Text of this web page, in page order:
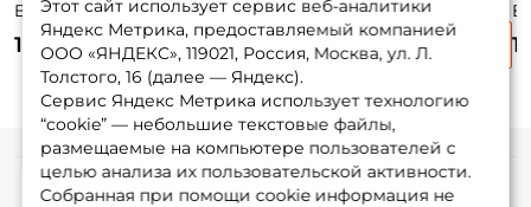
Betria BTR3000R /
вес: 280гр. / 5,5 /
подшипники: 6шт.
1 425 ₽
Blaster FEEDER II 1
3000FD / вес:
250гр. / 5,2 /
подшипники: 1шт.
1 510 ₽
Blaster SUPER 2
3000FD / вес:
236гр. / 5,2 /
1 385 ₽ 1
Этот сайт использует сервис веб-аналитики
Яндекс Метрика, предоставляемый компанией
ООО «ЯНДЕКС», 119021, Россия, Москва, ул. Л.
Толстого, 16 (далее — Яндекс).
Сервис Яндекс Метрика использует технологию
“cookie” — небольшие текстовые файлы,
размещаемые на компьютере пользователей с
целью анализа их пользовательской активности.
Собранная при помощи cookie информация не
Информация